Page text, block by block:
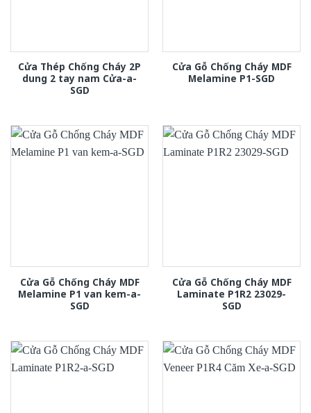
Cửa Thép Chống Cháy 2P
dung 2 tay nam Cửa-a-
SGD
Cửa Gỗ Chống Cháy MDF
Melamine P1-SGD
Cửa Gỗ Chống Cháy MDF
Melamine P1 van kem-a-
SGD
Cửa Gỗ Chống Cháy MDF
Laminate P1R2 23029-
SGD